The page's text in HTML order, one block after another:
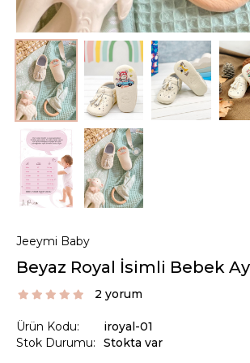
Jeeymi Baby
Beyaz Royal İsimli Bebek
2 yorum
Ürün Kodu:
Stok Durumu:
iroyal-01
Stokta var